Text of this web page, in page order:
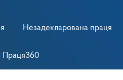
Незадекларована праця
Праця360